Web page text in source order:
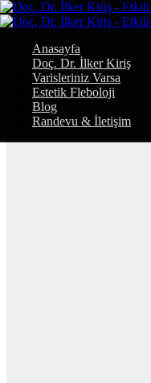
Anasayfa
Doç. Dr. İlker Kiriş
Varisleriniz Varsa
Estetik Fleboloji
Blog
Randevu & İletişim